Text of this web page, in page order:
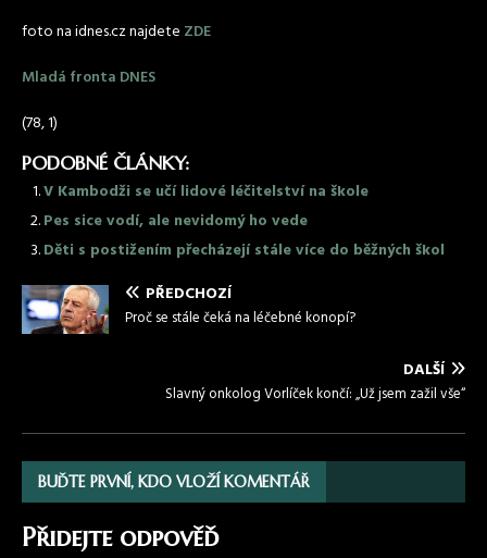
foto na idnes.cz najdete ZDE
Mladá fronta DNES
(78, 1)
PODOBNÉ ČLÁNKY:
V Kambodži se učí lidové léčitelství na škole
Pes sice vodí, ale nevidomý ho vede
Děti s postižením přecházejí stále více do běžných škol
PŘEDCHOZÍ
Proč se stále čeká na léčebné konopí?
DALŠÍ
Slavný onkolog Vorlíček končí: „Už jsem zažil vše“
BUĎTE PRVNÍ, KDO VLOŽÍ KOMENTÁŘ
Přidejte odpověď